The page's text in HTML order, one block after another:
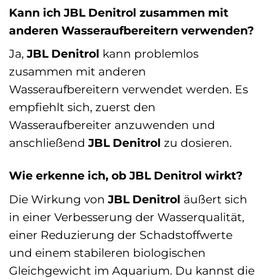
Kann ich JBL Denitrol zusammen mit
anderen Wasseraufbereitern verwenden?
Ja,JBL Denitrol kann problemlos
zusammen mit anderen
Wasseraufbereitern verwendet werden. Es
empfiehlt sich, zuerst den
Wasseraufbereiter anzuwenden und
anschließendJBL Denitrol zu dosieren.
Wie erkenne ich, ob JBL Denitrol wirkt?
Die Wirkung vonJBL Denitrol äußert sich
in einer Verbesserung der Wasserqualität,
einer Reduzierung der Schadstoffwerte
und einem stabileren biologischen
Gleichgewicht im Aquarium. Du kannst die